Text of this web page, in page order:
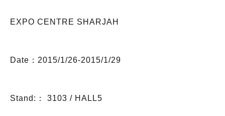
EXPO CENTRE SHARJAH
Date：2015/1/26-2015/1/29
Stand:： 3103 / HALL5